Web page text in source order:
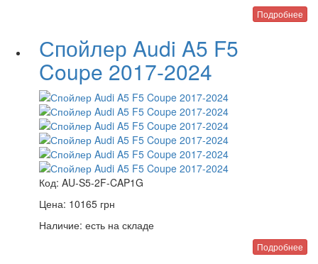
Подробнее
Спойлер Audi A5 F5
Coupe 2017-2024
Код: AU-S5-2F-CAP1G
Цена: 10165 грн
Наличие: есть на складе
Подробнее